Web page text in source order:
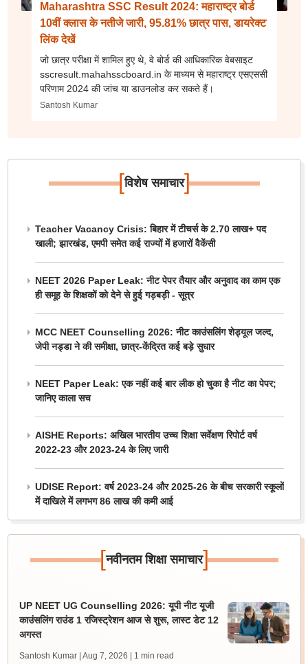
Maharashtra SSC Result 2024: महाराष्ट्र बोर्ड
10वीं क्लास के नतीजे जारी, 95.81% छात्र पास, डायरेक्ट
लिंक देखें
जो छात्र परीक्षा में शामिल हुए थे, वे बोर्ड की आधिकारिक वेबसाइट
sscresult.mahahsscboard.in के माध्यम से महाराष्ट्र एसएससी
परिणाम 2024 की जांच या डाउनलोड कर सकते हैं।
Santosh Kumar
[विशेष समाचार]
Teacher Vacancy Crisis: बिहार में टीचर्स के 2.70 लाख+ पद
खाली; झारखंड, एमपी समेत कई राज्यों में हजारों वैकेंसी
NEET 2026 Paper Leak: नीट पेपर तैयार और अनुवाद का काम एक
ही समूह के शिक्षकों को देने से हुई गड़बड़ी - सूत्र
MCC NEET Counselling 2026: नीट काउंसलिंग शेड्यूल जल्द,
जेपी नड्डा ने की समीक्षा, छात्र-केंद्रित कई बड़े सुधार
NEET Paper Leak: एक नहीं कई बार लीक हो चुका है नीट का पेपर;
जानिए काला सच
AISHE Reports: अखिल भारतीय उच्च शिक्षा सर्वेक्षण रिपोर्ट वर्ष
2022-23 और 2023-24 के लिए जारी
UDISE Report: वर्ष 2023-24 और 2025-26 के बीच सरकारी स्कूलों
में दाखिले में लगभग 86 लाख की कमी आई
[नवीनतम शिक्षा समाचार]
UP NEET UG Counselling 2026: यूपी नीट यूजी
काउंसलिंग राउंड 1 रजिस्ट्रेशन आज से शुरू, लास्ट डेट 12
अगस्त
Santosh Kumar | Aug 7, 2026 | 1 min read